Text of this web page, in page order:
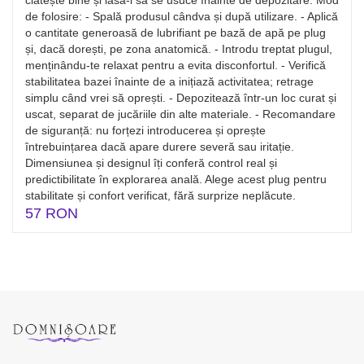
de folosire: - Spală produsul cândva și după utilizare. - Aplică
o cantitate generoasă de lubrifiant pe bază de apă pe plug
și, dacă dorești, pe zona anatomică. - Introdu treptat plugul,
menținându-te relaxat pentru a evita disconfortul. - Verifică
stabilitatea bazei înainte de a inițiază activitatea; retrage
simplu când vrei să oprești. - Depozitează într-un loc curat și
uscat, separat de jucăriile din alte materiale. - Recomandare
de siguranță: nu forțezi introducerea și oprește
întrebuințarea dacă apare durere severă sau iritație.
Dimensiunea și designul îți conferă control real și
predictibilitate în explorarea anală. Alege acest plug pentru
stabilitate și confort verificat, fără surprize neplăcute.
57 RON